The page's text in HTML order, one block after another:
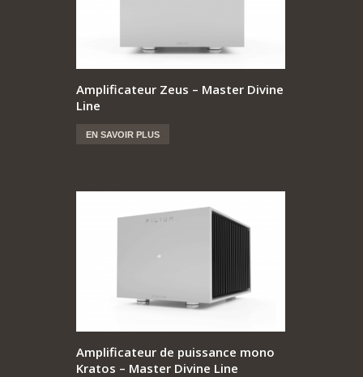
Amplificateur Zeus – Master Divine
Line
EN SAVOIR PLUS
Amplificateur de puissance mono
Kratos – Master Divine Line